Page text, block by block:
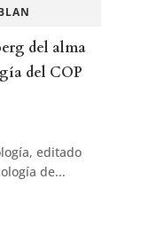
del alma
del COP
editado
de...